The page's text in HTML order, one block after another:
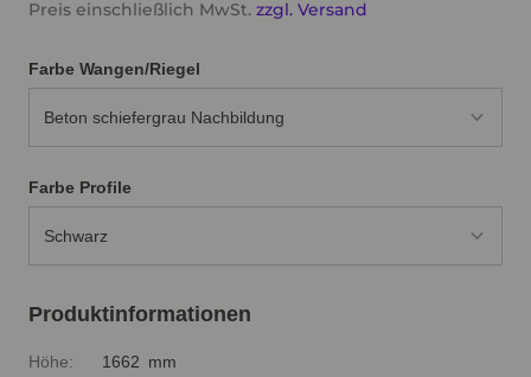
Preis einschließlich MwSt. zzgl. Versand
Farbe Wangen/Riegel
Beton schiefergrau Nachbildung
Farbe Profile
Schwarz
Produktinformationen
Höhe: 1662 mm